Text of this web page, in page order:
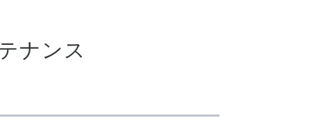
ナンス